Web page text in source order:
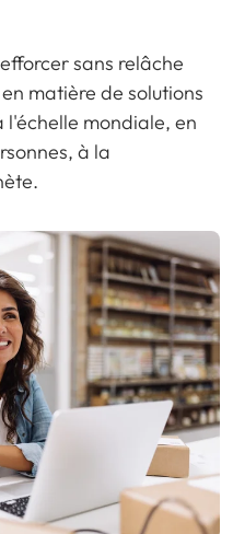
sans relâche
matière de solutions
mondiale, en
à la